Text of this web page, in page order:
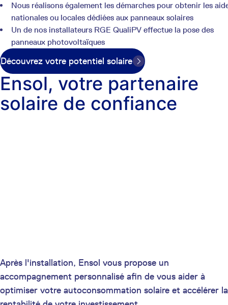
Nous réalisons également les démarches pour obtenir les
nationales ou locales dédiées aux panneaux solaires
Un de nos installateurs RGE QualiPV effectue la pose des
panneaux photovoltaïques
Découvrez votre potentiel solaire
Ensol, votre partenaire
solaire de confiance
Après l'installation, Ensol vous propose un
accompagnement personnalisé afin de vous aider à
optimiser votre autoconsommation solaire et accélérer la